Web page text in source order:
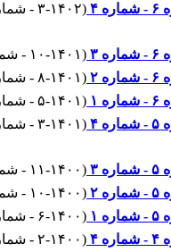
۴
(۳-۱۴۰۲ - شماره پیاپی : ۲۲
۳
(۱۰-۱۴۰۱ - شماره پیاپی : ۲۱
۲
(۸-۱۴۰۱ - شماره پیاپی : ۲۰
۱
(۵-۱۴۰۱ - شماره پیاپی : ۱۹
۴
(۳-۱۴۰۱ - شماره پیاپی : ۱۸
۳
(۱۱-۱۴۰۰ - شماره پیاپی : ۱۷
۲
(۱۰-۱۴۰۰ - شماره پیاپی : ۱۶
۱
(۶-۱۴۰۰ - شماره پیاپی : ۱۵
۴
(۲-۱۴۰۰ - شماره پیاپی : ۱۴